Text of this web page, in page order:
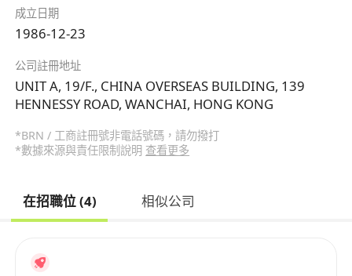
成立日期
1986-12-23
公司註冊地址
UNIT A, 19/F., CHINA OVERSEAS BUILDING, 139
HENNESSY ROAD, WANCHAI, HONG KONG
*BRN / 工商註冊號非電話號碼，請勿撥打
*數據來源與責任限制說明 查看更多
在招職位 (4) 相似公司